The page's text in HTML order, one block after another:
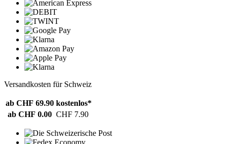
Versandkosten für Schweiz
ab CHF 69.90 kostenlos*
ab CHF 0.00 CHF 7.90